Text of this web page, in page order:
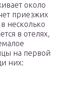
около
приезжих
несколько
в отелях,
на первой
них: